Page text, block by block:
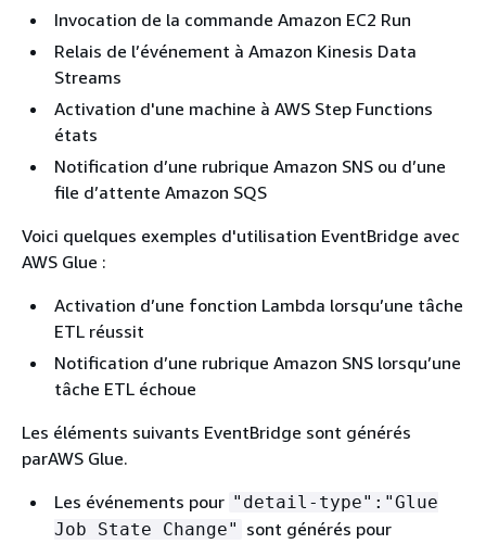
Invocation de la commande Amazon EC2 Run
Relais de l’événement à Amazon Kinesis Data
Streams
Activation d'une machine à AWS Step Functions
états
Notification d’une rubrique Amazon SNS ou d’une
file d’attente Amazon SQS
Voici quelques exemples d'utilisation EventBridge avec
AWS Glue :
Activation d’une fonction Lambda lorsqu’une tâche
ETL réussit
Notification d’une rubrique Amazon SNS lorsqu’une
tâche ETL échoue
Les éléments suivants EventBridge sont générés
parAWS Glue.
Les événements pour "detail-type":"Glue
Job State Change" sont générés pour